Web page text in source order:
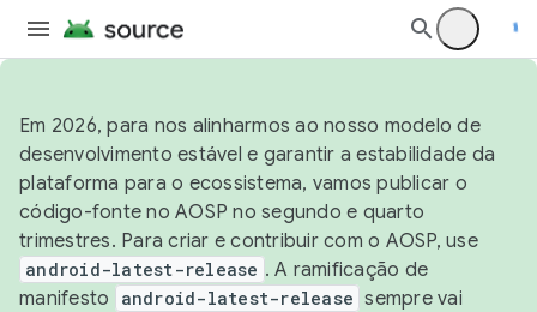
Em 2026, para nos alinharmos ao nosso modelo de
desenvolvimento estável e garantir a estabilidade da
plataforma para o ecossistema, vamos publicar o
código-fonte no AOSP no segundo e quarto
trimestres. Para criar e contribuir com o AOSP, use
android-latest-release . A ramificação de
manifesto
android-latest-release sempre vai